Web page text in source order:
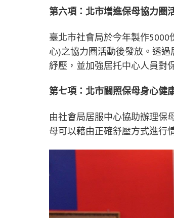
第六項：北市增進保母協力圈
臺北市社會局於今年製作
心)之協力圈活動後發放。透
紓壓，並加強居托中心人員對
第七項：北市關照保母身心健
由社會局居服中心協助辦理保
母可以藉由正確舒壓方式進行